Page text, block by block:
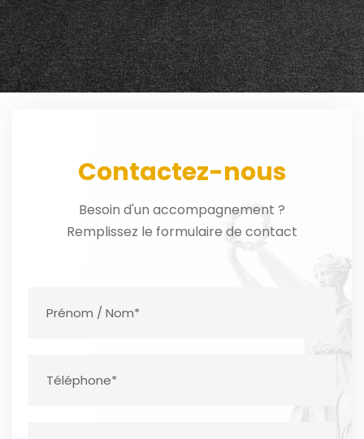
Contactez-nous
Besoin d'un accompagnement ?
Remplissez le formulaire de contact